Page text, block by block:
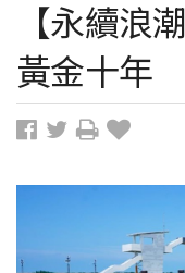
a
v
i
g
【永續浪
黃金十年